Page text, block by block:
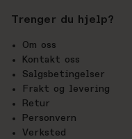
Trenger du hjelp?
Om oss
Kontakt oss
Salgsbetingelser
Frakt og levering
Retur
Personvern
Verksted